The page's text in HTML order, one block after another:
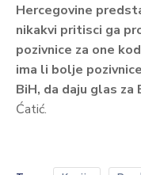
Hercegovine
nikakvi pritisci ga
pozivnice za one
ima li bolje
BiH, da daju glas
Ćatić.